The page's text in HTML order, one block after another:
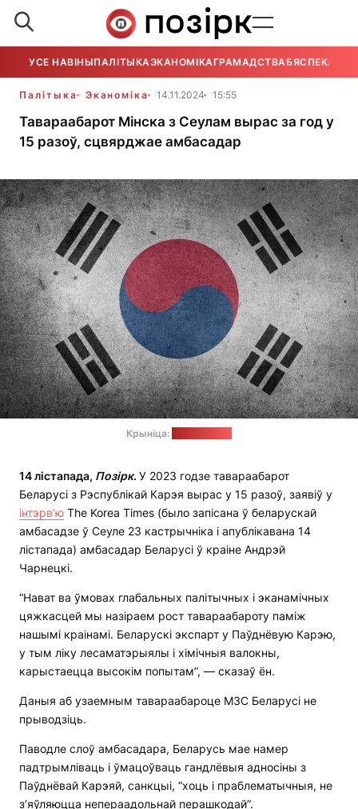
УСЕ НАВІНЫПАЛІТЫКАЭКАНОМІКАГРАМАДСТВАБЯСПЕКА
Палітыка Эканоміка 14.11.2024 15:55
Тавараабарот Мінска з Сеулам вырас за год у
15 разоў, сцвярджае амбасадар
Крыніца:
14 лістапада, Позірк. У 2023 годзе тавараабарот
Беларусі з Рэспублікай Карэя вырас у 15 разоў, заявіў у
інтэрв’ю The Korea Times (было запісана ў беларускай
амбасадзе ў Сеуле 23 кастрычніка і апублікавана 14
лістапада) амбасадар Беларусі ў краіне Андрэй
Чарнецкі.
“Нават ва ўмовах глабальных палітычных і эканамічных
цяжкасцей мы назіраем рост тавараабароту паміж
нашымі краінамі. Беларускі экспарт у Паўднёвую Карэю,
у тым ліку лесаматэрыялы і хімічныя валокны,
карыстаецца высокім попытам”, — сказаў ён.
Даныя аб узаемным тавараабароце МЗС Беларусі не
прыводзіць.
Паводле слоў амбасадара, Беларусь мае намер
падтрымліваць і ўмацоўваць гандлёвыя адносіны з
Паўднёвай Карэяй, санкцыі, “хоць і праблематычныя, не
з’яўляюцца непераадольнай перашкодай”.